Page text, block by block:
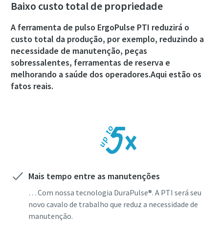
Baixo custo total de propriedade
A ferramenta de pulso ErgoPulse PTI reduzirá o
custo total da produção, por exemplo, reduzindo a
necessidade de manutenção, peças
sobressalentes, ferramentas de reserva e
melhorando a saúde dos operadores.Aqui estão os
fatos reais.
Mais tempo entre as manutenções
… Com nossa tecnologia DuraPulse®. A PTI será seu
novo cavalo de trabalho que reduz a necessidade de
manutenção.